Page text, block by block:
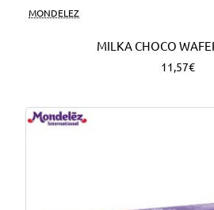
MONDELEZ
MILKA CHOCO
11,57€